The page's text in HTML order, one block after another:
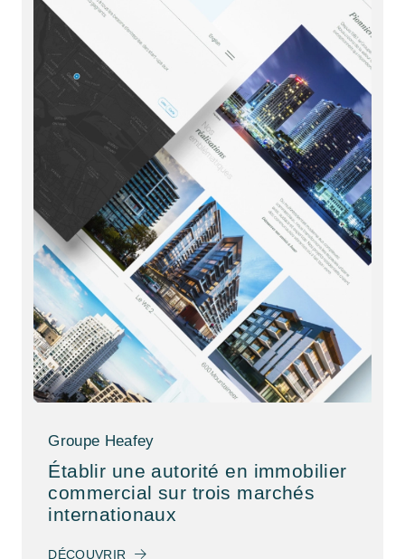
Groupe Heafey
Établir une autorité en immobilier
commercial sur trois marchés
internationaux
DÉCOUVRIR